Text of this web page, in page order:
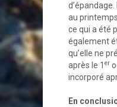
d’épandage.
au
ce qui a été
également
qu’elle ne
après le 1 er
incorporé
En